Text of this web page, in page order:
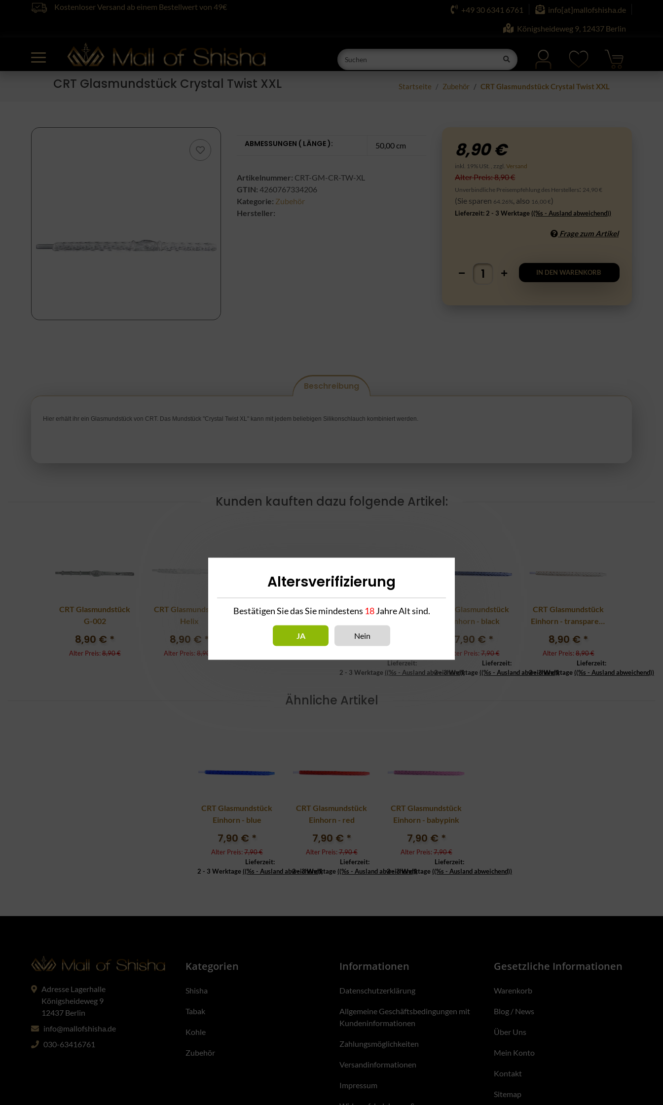
Kostenloser Versand ab einem Bestellwert von 49€ +49 30 6341 6761
info[at]mallofshisha.de
Königsheideweg 9, 12437 Berlin
CRT Glasmundstück Crystal Twist XXL Startseite Zubehör CRT Glasmundstück Crystal Twist XXL
ABMESSUNGEN ( LÄNGE ): 50,00 cm
Artikelnummer: CRT-GM-CR-TW-XL
GTIN: 4260767334206
Kategorie: Zubehör
Hersteller:
8,90 €
inkl. 19% USt. , zzgl.Versand
Alter Preis: 8,90 €
Unverbindliche Preisempfehlung des Herstellers: 24,90 €
(Sie sparen 64.26%, also 16,00 €)
Lieferzeit: 2 - 3 Werktage ((%s - Ausland abweichend))
Frage zum Artikel
IN DEN WARENKORB
Beschreibung
Hier erhält ihr ein Glasmundstück von CRT. Das Mundstück "Crystal Twist XL" kann mit jedem beliebigen Silikonschlauch kombiniert werden.
Kunden kauften dazu folgende Artikel:
CRT Glasmundstück
G-002
8,90 € *
Alter Preis:8,90 €
CRT Glasmundstück
Helix
8,90 € *
Alter Preis:8,90 €
CRT Glasmundstück
8,90 €*
CRT Glasmundstück
7,90 €
Lieferzeit:
2 - 3 Werktage ((%s - Ausland abweichend))
CRT Glasmundstück
Einhorn - black
7,90 € *
Alter Preis:7,90 €
Lieferzeit:
2 - 3 Werktage ((%s - Ausland abweichend))
CRT Glasmundstück
Einhorn - transparent
8,90 € *
Alter Preis:8,90 €
Lieferzeit:
2 - 3 Werktage ((%s - Ausland abweichend))
Ähnliche Artikel
CRT Glasmundstück
Einhorn - blue
7,90 € *
Alter Preis:7,90 €
Lieferzeit:
2 - 3 Werktage ((%s - Ausland abweichend))
CRT Glasmundstück
Einhorn - red
7,90 € *
Alter Preis:7,90 €
Lieferzeit:
2 - 3 Werktage ((%s - Ausland abweichend))
CRT Glasmundstück
Einhorn - babypink
7,90 € *
Alter Preis:7,90 €
Lieferzeit:
2 - 3 Werktage ((%s - Ausland abweichend))
Adresse Lagerhalle
Königsheideweg 9
12437 Berlin
info@mallofshisha.de
030-63416761
Kategorien
Shisha
Tabak
Kohle
Zubehör
Informationen
Datenschutzerklärung
Allgemeine Geschäftsbedingungen mit
Kundeninformationen
Zahlungsmöglichkeiten
Versandinformationen
Impressum
Gesetzliche Informationen
Warenkorb
Blog / News
Über Uns
Mein Konto
Kontakt
Sitemap
Altersverifizierung
Bestätigen Sie das Sie mindestens 18Jahre Alt sind.
JA Nein